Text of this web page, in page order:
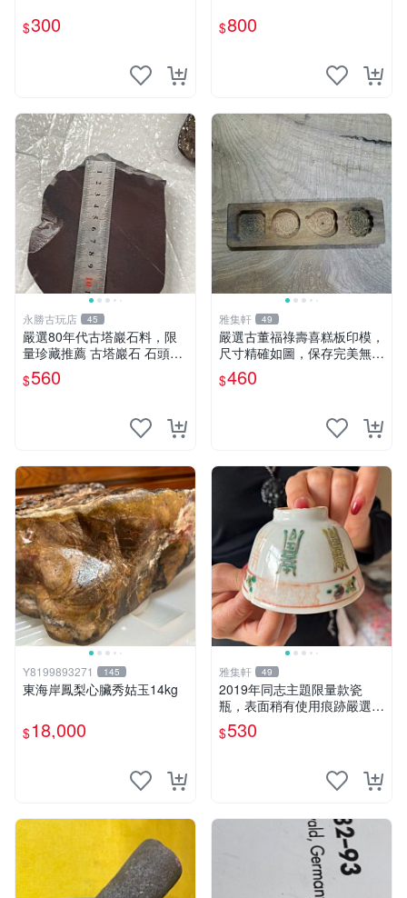
$300 $800
永勝古玩店 45
嚴選80年代古塔巖石料，限
量珍藏推薦 古塔巖石 石頭收
藏 塔材鑽刻
$560
雅集軒 49
嚴選古董福祿壽喜糕板印模，
尺寸精確如圖，保存完美無瑕
福祿 寬度 高度
$460
Y8199893271 145
東海岸鳳梨心臟秀姑玉14kg
$18,000
雅集軒 49
2019年同志主題限量款瓷
瓶，表面稍有使用痕跡嚴選推
薦收藏品古董級品相 同志主
題 瓷器 古董
$530